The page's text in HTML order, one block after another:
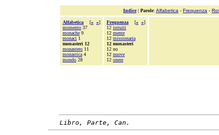
Indice| Parole: Alfabetica - Frequenza -
Alfabetica [« »]
momento 37
monache 9
monaci 1
monasteri 12
monastero 11
monastica 4
mondo 28
Frequenza [« »]
12 istruiti
12 mente
12 missionaria
12 monasteri
12 no
12 nuove
12 onere
Libro, Parte, Can.